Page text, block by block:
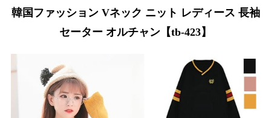
韓国ファッション Vネック ニット レディース 長袖
セーター オルチャン【tb-423】